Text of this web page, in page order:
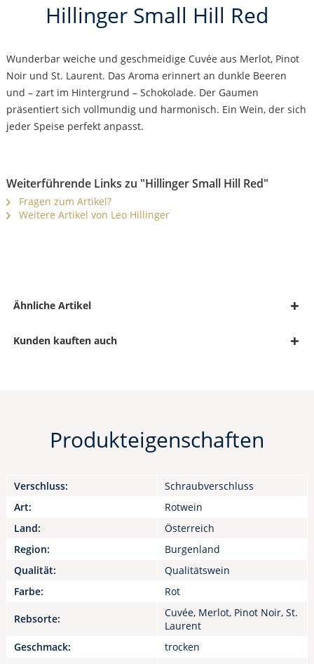
Hillinger Small Hill Red
Wunderbar weiche und geschmeidige Cuvée aus Merlot, Pinot
Noir und St. Laurent. Das Aroma erinnert an dunkle Beeren
und – zart im Hintergrund – Schokolade. Der Gaumen
präsentiert sich vollmundig und harmonisch. Ein Wein, der sich
jeder Speise perfekt anpasst.
Weiterführende Links zu "Hillinger Small Hill Red"
Fragen zum Artikel?
Weitere Artikel von Leo Hillinger
Ähnliche Artikel
Kunden kauften auch
Produkteigenschaften
Verschluss:
Schraubverschluss
Art:
Rotwein
Land:
Österreich
Region:
Burgenland
Qualität:
Qualitätswein
Farbe:
Rot
Rebsorte:
Cuvée, Merlot, Pinot Noir, St.
Laurent
Geschmack:
trocken